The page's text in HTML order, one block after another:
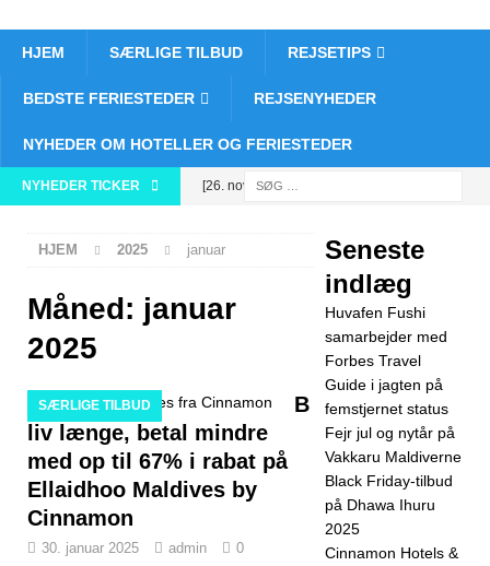
HJEM SÆRLIGE TILBUD REJSETIPS
BEDSTE FERIESTEDER REJSENYHEDER
NYHEDER OM HOTELLER OG FERIESTEDER
NYHEDER TICKER [26. november
Fushi
jagten på
femstjernet
status
HOTELLER OG
HJEM 2025 januar
Måned: januar
2025
SÆRLIGE TILBUD
B
liv længe, betal mindre
med op til 67% i rabat på
Ellaidhoo Maldives by
Cinnamon
30. januar 2025 admin 0
Seneste
indlæg
Huvafen Fushi
samarbejder med
Forbes Travel
Guide i jagten på
femstjernet status
Fejr jul og nytår på
Vakkaru Maldiverne
Black Friday-tilbud
på Dhawa Ihuru
2025
Cinnamon Hotels &